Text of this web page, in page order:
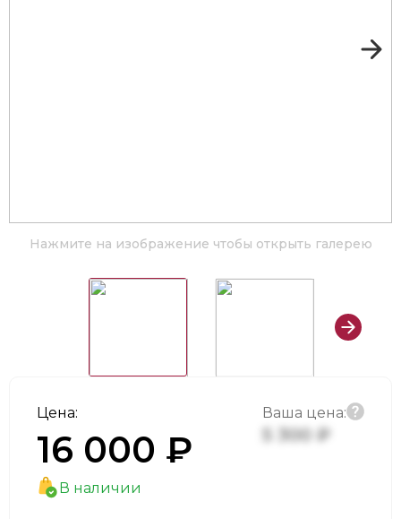
Нажмите на изображение чтобы открыть галерею
Цена:
16 000 ₽
Ваша цена:
5 300 ₽
В наличии